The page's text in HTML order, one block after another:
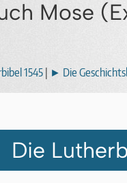
Mose
1545 ► Die
Die